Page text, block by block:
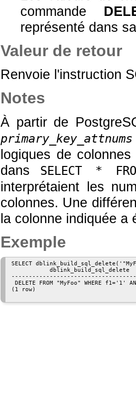
commande
représenté dans
Valeur de retour
Renvoie l'instruction
Notes
À partir de
primary_key_attnums
logiques de
dans SELECT *
interprétaient les
colonnes. Une
la colonne indiquée a
Exemple
SELECT
           dblink_build_sql_delete
DELETE FROM "MyFoo" WHERE f1='1'
(1 row)